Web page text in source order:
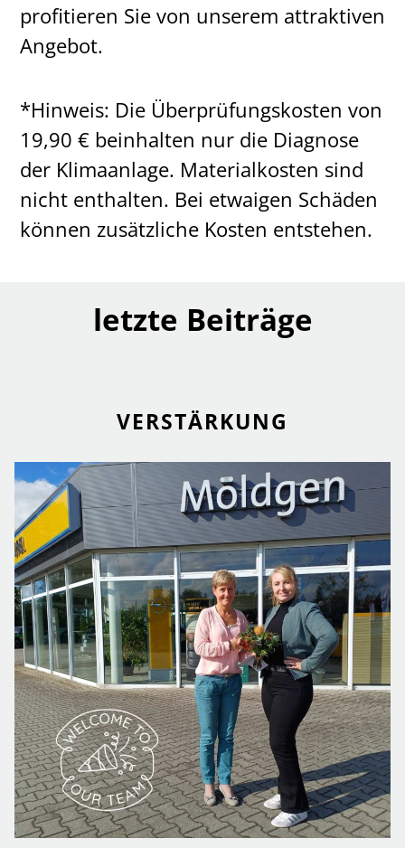
profitieren Sie von unserem attraktiven
Angebot.
*Hinweis: Die Überprüfungskosten von
19,90 € beinhalten nur die Diagnose
der Klimaanlage. Materialkosten sind
nicht enthalten. Bei etwaigen Schäden
können zusätzliche Kosten entstehen.
letzte Beiträge
VERSTÄRKUNG